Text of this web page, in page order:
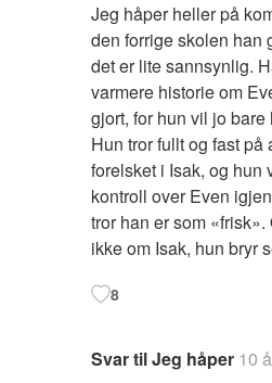
Jeg håper heller på
den forrige skolen han
det er lite sannsynlig.
varmere historie om
gjort, for hun vil jo bare
Hun tror fullt og fast på
forelsket i Isak, og hun
kontroll over Even
tror han er som
ikke om Isak, hun bryr
8
Svar til Jeg håper 10